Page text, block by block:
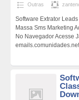
Outras
Software Extrator
Massa Sms Marketing
No Navegador Acesse